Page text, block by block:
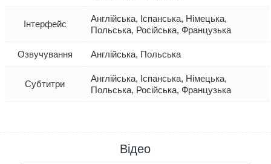
Інтерфейс
Англійська, Іспанська, Німецька,
Польська, Російська, Французька
Озвучування Англійська, Польська
Субтитри
Англійська, Іспанська, Німецька,
Польська, Російська, Французька
Відео